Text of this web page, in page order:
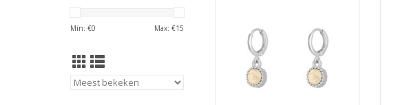
Min: €0 Max: €15